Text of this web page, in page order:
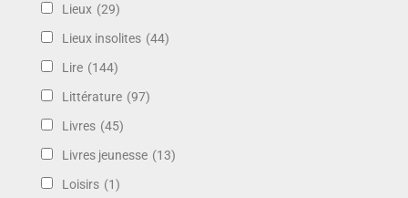
Lieux (29)
Lieux insolites (44)
Lire (144)
Littérature (97)
Livres (45)
Livres jeunesse (13)
Loisirs (1)